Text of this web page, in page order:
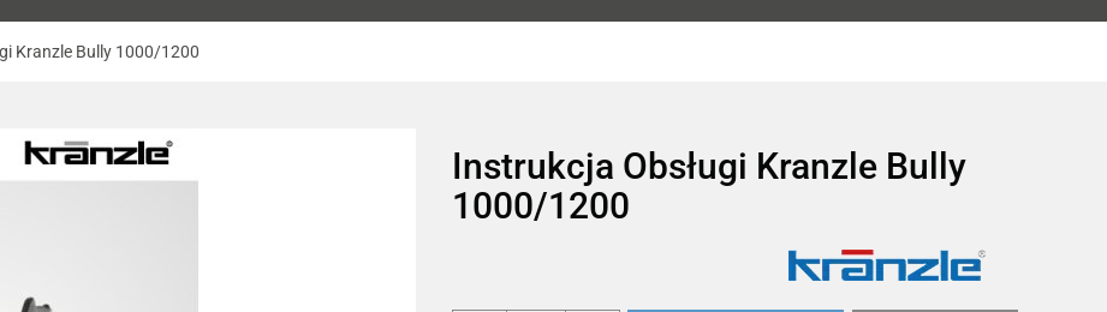
Kranzle Bully 1000/1200
Instrukcja Obsługi Kranzle Bully
1000/1200